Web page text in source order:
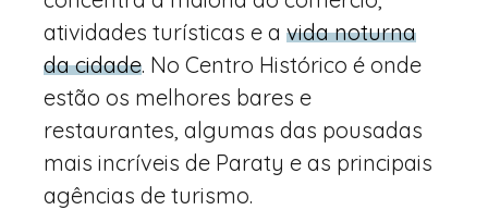
atividades turísticas e a vida noturna
da cidade. No Centro Histórico é onde
estão os melhores bares e
restaurantes, algumas das pousadas
mais incríveis de Paraty e as principais
agências de turismo.